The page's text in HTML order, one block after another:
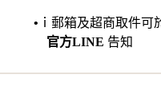
• ｉ郵箱及超商取件
官方LINE 告知